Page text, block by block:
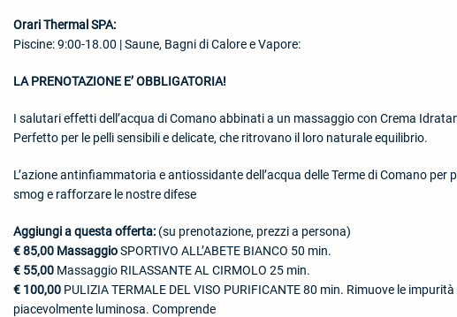
Orari Thermal SPA:
Piscine: 9:00-18.00 | Saune, Bagni di Calore e Vapore:
LA PRENOTAZIONE E’ OBBLIGATORIA!
I salutari effetti dell’acqua di Comano abbinati a un massaggio con Crema
Perfetto per le pelli sensibili e delicate, che ritrovano il loro naturale equilibrio.
L’azione antinfiammatoria e antiossidante dell’acqua delle Terme di Comano
smog e rafforzare le nostre difese
Aggiungi a questa offerta: (su prenotazione, prezzi a persona)
€ 85,00 MassaggioSPORTIVO ALL’ABETE BIANCO 50 min.
€ 55,00 Massaggio RILASSANTE AL CIRMOLO 25 min.
€ 100,00 PULIZIA TERMALE DEL VISO PURIFICANTE 80 min. Rimuove le
piacevolmente luminosa. Comprende